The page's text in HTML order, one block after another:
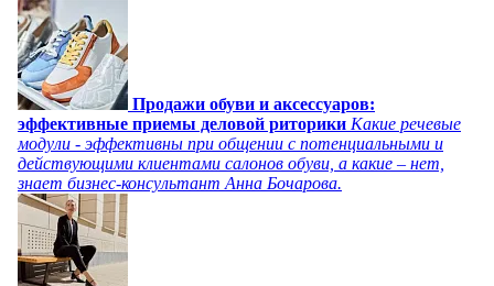
Продажи обуви и аксессуаров:
эффективные приемы деловой риторики Какие речевые
модули - эффективны при общении с потенциальными и
действующими клиентами салонов обуви, а какие – нет,
знает бизнес-консультант Анна Бочарова.